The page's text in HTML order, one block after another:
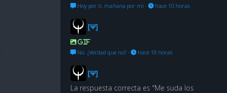
Hoy por ti, mañana por mí · hace 10 horas
[Ψ]
GIF
No. ¿Verdad que no? · hace 18 horas
[Ψ]
La respuesta correcta es "Me suda los